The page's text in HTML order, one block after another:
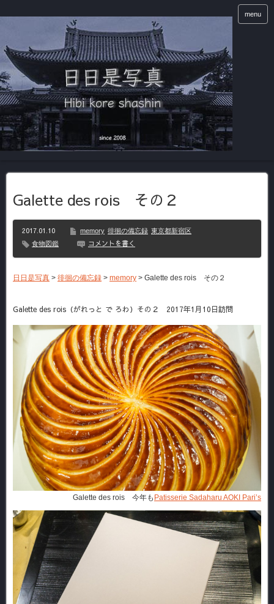
menu
Galette des rois その２
2017.01.10 memory 徘徊の備忘録 東京都新宿区
食物図鑑
コメントを書く
日日是写真 > 徘徊の備忘録 > memory > Galette des rois その２
Galette des rois（がれっと で ろわ）その２ 2017年1月10日訪問
Galette des rois 今年も Patisserie Sadaharu AOKI Pari’s